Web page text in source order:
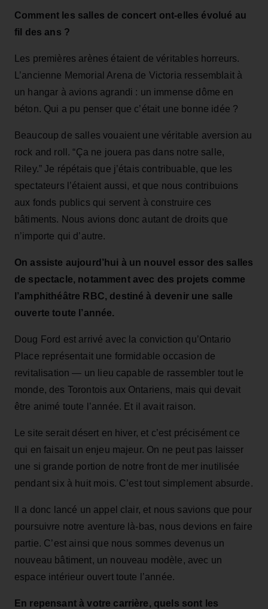
Comment les salles de concert ont‑elles évolué au
fil des ans ?
Les premières arènes étaient de véritables horreurs.
L’ancienne Memorial Arena de Victoria ressemblait à
un hangar à avions agrandi : un immense dôme en
béton. Qui a pu penser que c’était une bonne idée ?
Beaucoup de salles vouaient une véritable aversion au
rock and roll. “Ça ne jouera pas dans notre salle,
Riley.” Je répétais que j’étais contribuable, que les
spectateurs l’étaient aussi, et que nous contribuions
aux fonds publics qui servent à construire ces
bâtiments. Nous avions donc autant de droits que
n’importe qui d’autre.
On assiste aujourd’hui à un nouvel essor des salles
de spectacle, notamment avec des projets comme
l’amphithéâtre RBC, destiné à devenir une salle
ouverte toute l’année.
Doug Ford est arrivé avec la conviction qu’Ontario
Place représentait une formidable occasion de
revitalisation — un lieu capable de rassembler tout le
monde, des Torontois aux Ontariens, mais qui devait
être animé toute l’année. Et il avait raison.
Le site serait désert en hiver, et c’est précisément ce
qui en faisait un enjeu majeur. On ne peut pas laisser
une si grande portion de notre front de mer inutilisée
pendant six à huit mois. C’est tout simplement absurde.
Il a donc lancé un appel clair, et nous savions que pour
poursuivre notre aventure là‑bas, nous devions en faire
partie. C’est ainsi que nous sommes devenus un
nouveau bâtiment, un nouveau modèle, avec un
espace intérieur ouvert toute l’année.
En repensant à votre carrière, quels sont les